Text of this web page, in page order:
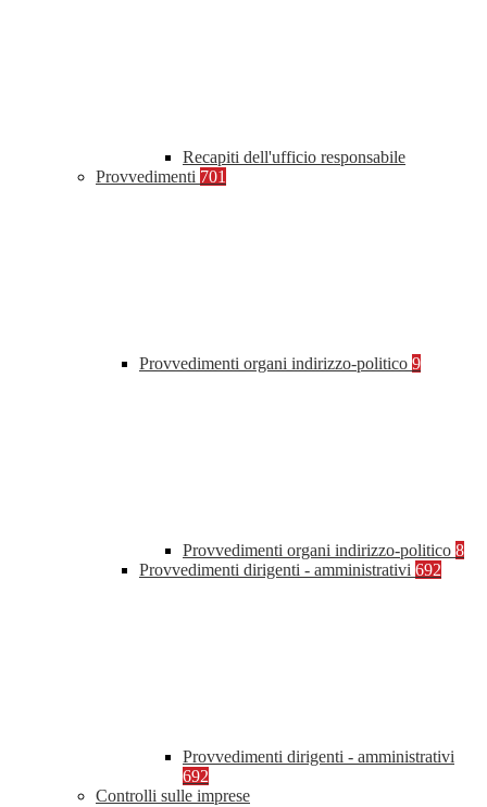
Recapiti dell'ufficio responsabile
Provvedimenti 701
Provvedimenti organi indirizzo-politico 9
Provvedimenti organi indirizzo-politico 8
Provvedimenti dirigenti - amministrativi 692
Provvedimenti dirigenti - amministrativi
692
Controlli sulle imprese